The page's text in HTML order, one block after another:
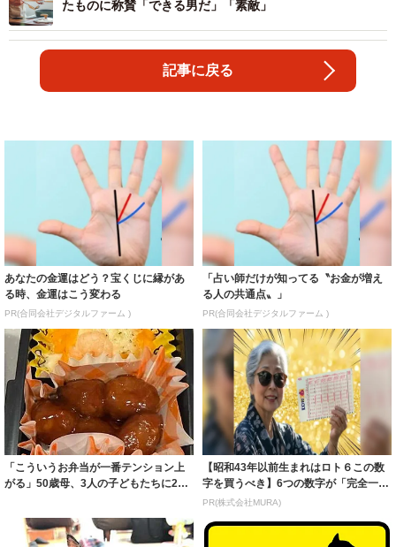
たものに称賛「できる男だ」「素敵」
記事に戻る
あなたの金運はどう？宝くじに縁があ
る時、金運はこう変わる
PR(合同会社デジタルファーム )
「占い師だけが知ってる〝お金が増え
る人の共通点〟」
PR(合同会社デジタルファーム )
「こういうお弁当が一番テンション上
がる」50歳母、3人の子どもたちに20
【昭和43年以前生まれはロト６この数
字を買うべき】6つの数字が「完全一
致」する方...
PR(株式会社MURA)